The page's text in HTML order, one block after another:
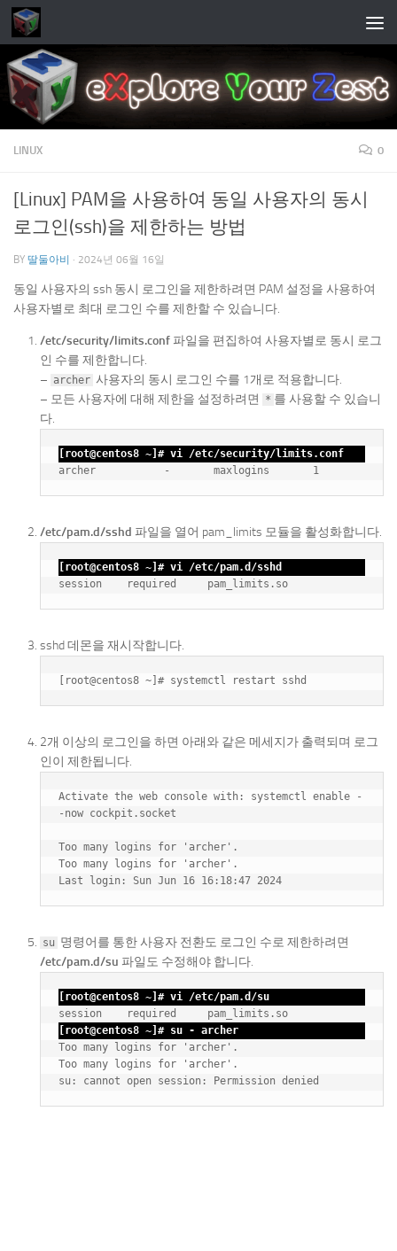
Skip to content
LINUX 0
[Linux] PAM을 사용하여 동일 사용자의 동시
로그인(ssh)을 제한하는 방법
BY 딸둘아비 · 2024년 06월 16일
동일 사용자의 ssh 동시 로그인을 제한하려면 PAM 설정을 사용하여
사용자별로 최대 로그인 수를 제한할 수 있습니다.
/etc/security/limits.conf 파일을 편집하여 사용자별로 동시 로그
인 수를 제한합니다.
– archer 사용자의 동시 로그인 수를 1개로 적용합니다.
– 모든 사용자에 대해 제한을 설정하려면
* 를 사용할 수 있습니
다.
[root@centos8 ~]# vi /etc/security/limits.conf
/etc/pam.d/sshd 파일을 열어 pam_limits 모듈을 활성화합니다.
[root@centos8 ~]# vi /etc/pam.d/sshd
sshd 데몬을 재시작합니다.
2개 이상의 로그인을 하면 아래와 같은 메세지가 출력되며 로그
인이 제한됩니다.
Activate the web console with: systemctl enable -
-now cockpit.socket
Too many logins for 'archer'.
Too many logins for 'archer'.
su 명령어를 통한 사용자 전환도 로그인 수로 제한하려면
/etc/pam.d/su 파일도 수정해야 합니다.
[root@centos8 ~]# vi /etc/pam.d/su
session    required     pam_limits.so
[root@centos8 ~]# su - archer
Too many logins for 'archer'.
Too many logins for 'archer'.